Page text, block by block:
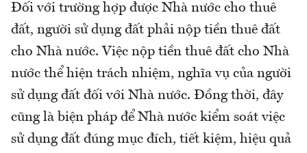
Đối với trường hợp được Nhà nước cho thuê
đất, người sử dụng đất phải nộp tiền thuê đất
cho Nhà nước. Việc nộp tiền thuê đất cho Nhà
nước thể hiện trách nhiệm, nghĩa vụ của người
sử dụng đất đối với Nhà nước. Đồng thời, đây
cũng là biện pháp để Nhà nước kiểm soát việc
sử dụng đất đúng mục đích, tiết kiệm, hiệu quả